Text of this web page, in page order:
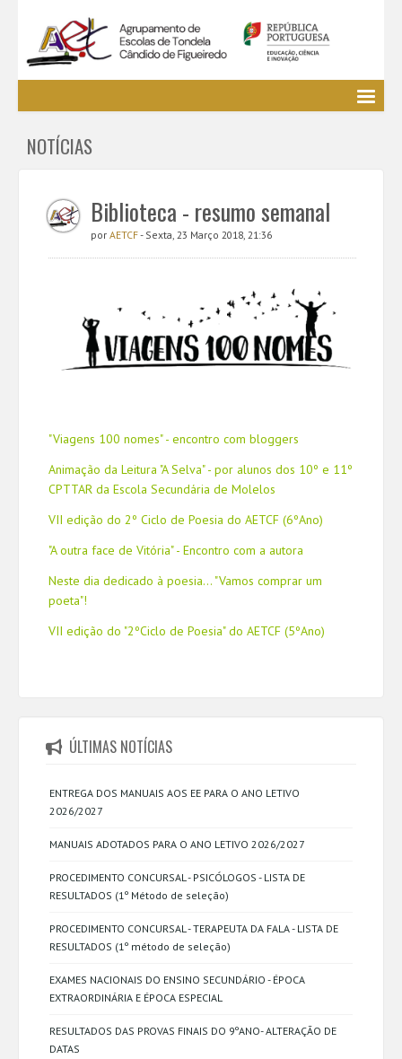
EE / Alunos
Cursos Profissionais
Bibliotecas
Media AETCF
Utilizador não identificado. ( Entrar
NOTÍCIAS
Biblioteca - resumo semanal
por AETCF- Sexta, 23 Março 2018, 21:36
"Viagens 100 nomes" - encontro com bloggers
Animação da Leitura "A Selva" - por alunos dos 10º e 11º
CPTTAR da Escola Secundária de Molelos
VII edição do 2º Ciclo de Poesia do AETCF (6ºAno)
"A outra face de Vitória" - Encontro com a autora
Neste dia dedicado à poesia... "Vamos comprar um
poeta"!
VII edição do "2ºCiclo de Poesia" do AETCF (5ºAno)
ÚLTIMAS NOTÍCIAS
ENTREGA DOS MANUAIS AOS EE PARA O ANO LETIVO
2026/2027
MANUAIS ADOTADOS PARA O ANO LETIVO 2026/2027
PROCEDIMENTO CONCURSAL - PSICÓLOGOS - LISTA DE
RESULTADOS (1º Método de seleção)
PROCEDIMENTO CONCURSAL - TERAPEUTA DA FALA - LISTA DE
RESULTADOS (1º método de seleção)
EXAMES NACIONAIS DO ENSINO SECUNDÁRIO - ÉPOCA
EXTRAORDINÁRIA E ÉPOCA ESPECIAL
RESULTADOS DAS PROVAS FINAIS DO 9ºANO- ALTERAÇÃO DE
DATAS